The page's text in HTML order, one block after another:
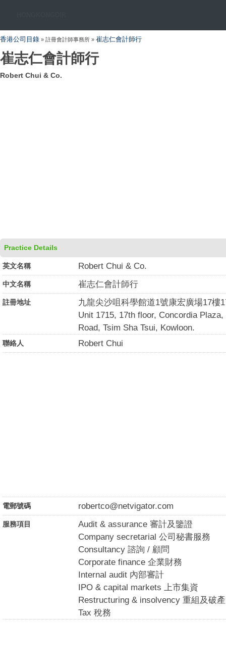
香港公司目錄 » 註冊會計師事務所 » 崔志仁會計師行
崔志仁會計師行
Robert Chui & Co.
Practice Details
英文名稱 Robert Chui & Co.
中文名稱 崔志仁會計師行
註冊地址
九龍尖沙咀科學館道1號康宏廣場17樓
Unit 1715, 17th floor, Concordia
Road, Tsim Sha Tsui, Kowloon.
聯絡人 Robert Chui
電郵號碼 robertco@netvigator.com
服務項目
Audit & assurance 審計及鑒證
Company secretarial 公司秘書服務
Consultancy 諮詢 / 顧問
Corporate finance 企業財務
Internal audit 內部審計
IPO & capital markets 上市集資
Restructuring & insolvency 重組及破
Tax 稅務